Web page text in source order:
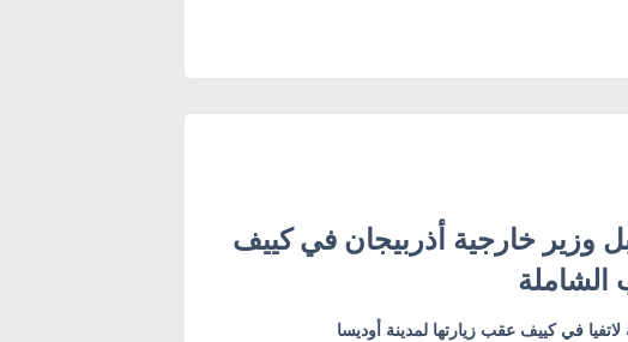
وزير خارجية أذربيجان في كييف
الشاملة
في كييف عقب زيارتها لمدينة أوديسا